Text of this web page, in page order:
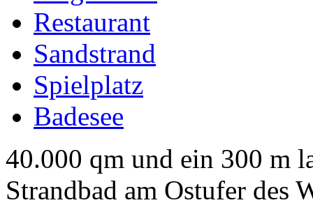
Restaurant
Sandstrand
Spielplatz
Badesee
40.000 qm und ein 300 m
Strandbad am Ostufer des